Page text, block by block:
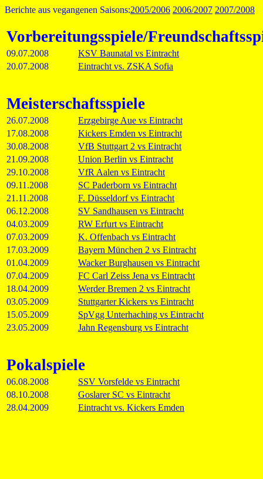
Berichte aus vegangenen Saisons:2005/2006 2006/2007 2007/2008
Vorbereitungsspiele/
09.07.2008
KSV Baunatal vs Eintracht
20.07.2008
Eintracht vs. ZSKA Sofia
Meisterschaftsspiele
26.07.2008
Erzgebirge Aue vs Eintracht
17.08.2008
Kickers Emden vs Eintracht
30.08.2008
VfB Stuttgart 2 vs Eintracht
21.09.2008
Union Berlin vs Eintracht
29.10.2008
VfR Aalen vs Eintracht
09.11.2008
SC Paderborn vs Eintracht
21.11.2008
F. Düsseldorf vs Eintracht
06.12.2008
SV Sandhausen vs Eintracht
04.03.2009
RW Erfurt vs Eintracht
07.03.2009
K. Offenbach vs Eintracht
17.03.2009
Bayern München 2 vs Eintracht
01.04.2009
Wacker Burghausen vs Eintracht
07.04.2009
FC Carl Zeiss Jena vs Eintracht
18.04.2009
Werder Bremen 2 vs Eintracht
03.05.2009
Stuttgarter Kickers vs Eintracht
15.05.2009
SpVgg Unterhaching vs Eintracht
23.05.2009
Jahn Regensburg vs Eintracht
Pokalspiele
06.08.2008
SSV Vorsfelde vs Eintracht
08.10.2008
Goslarer SC vs Eintracht
28.04.2009
Eintracht vs. Kickers Emden